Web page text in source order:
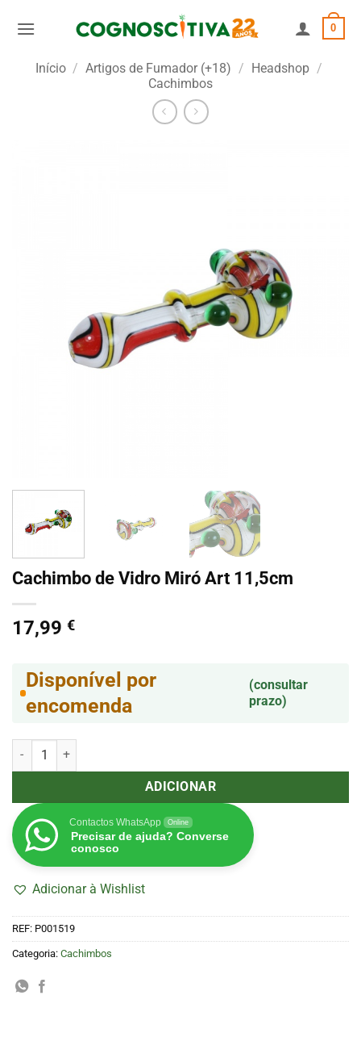
0
Início / Artigos de Fumador (+18) / Headshop /
Cachimbos
Cachimbo de Vidro Miró Art 11,5cm
17,99 €
Disponível por
encomenda
(consultar
prazo)
Quantidade de Cachimbo de Vidro Miró Art 11,5cm
ADICIONAR
Contactos WhatsApp Online
Precisar de ajuda? Converse
conosco
Adicionar à Wishlist
REF: P001519
Categoria: Cachimbos